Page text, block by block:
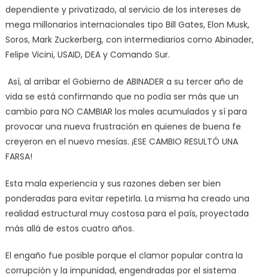
dependiente y privatizado, al servicio de los intereses de
mega millonarios internacionales tipo Bill Gates, Elon Musk,
Soros, Mark Zuckerberg, con intermediarios como Abinader,
Felipe Vicini, USAID, DEA y Comando Sur.
Así, al arribar el Gobierno de ABINADER a su tercer año de
vida se está confirmando que no podía ser más que un
cambio para NO CAMBIAR los males acumulados y sí para
provocar una nueva frustración en quienes de buena fe
creyeron en el nuevo mesías. ¡ESE CAMBIO RESULTÓ UNA
FARSA!
Esta mala experiencia y sus razones deben ser bien
ponderadas para evitar repetirla. La misma ha creado una
realidad estructural muy costosa para el país, proyectada
más allá de estos cuatro años.
El engaño fue posible porque el clamor popular contra la
corrupción y la impunidad, engendradas por el sistema